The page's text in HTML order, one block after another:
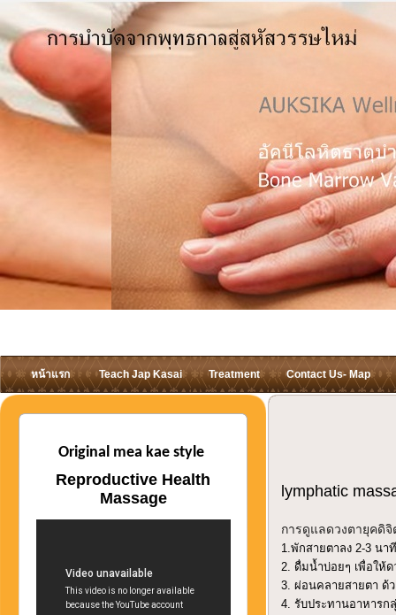
หน้าแรก Teach Jap Kasai Treatment Contact Us- Map
Original mea kae style
Reproductive Health
Massage
lymphatic
การดูแลดวงตายุคดิ
1.พักสายตาลง 2-3 นา
2. ดื่มน้ำบ่อยๆ เพื่อให้
3. ผ่อนคลายสายตา ด้
4. รับประทานอาหารก